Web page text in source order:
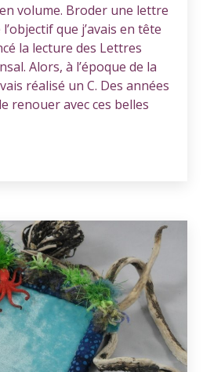
volume. Broder une lettre
que j’avais en tête
la lecture des Lettres
Alors, à l’époque de la
réalisé un C. Des années
renouer avec ces belles